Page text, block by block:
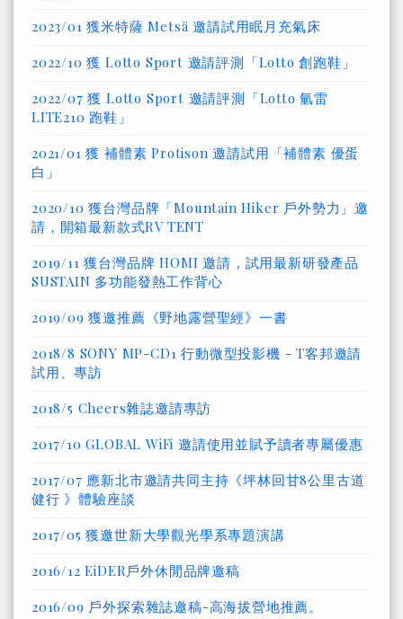
2023/01 獲米特薩 Metsä 邀請試用眠月充氣床
2022/10 獲 Lotto Sport 邀請評測「Lotto 創跑鞋」
2022/07 獲 Lotto Sport 邀請評測「Lotto 氫雷
LITE210 跑鞋」
2021/01 獲 補體素 Protison 邀請試用「補體素 優蛋
白」
2020/10 獲台灣品牌「Mountain Hiker 戶外勢力」邀
請，開箱最新款式RV TENT
2019/11 獲台灣品牌 HOMI 邀請，試用最新研發產品
SUSTAIN 多功能發熱工作背心
2019/09 獲邀推薦《野地露營聖經》一書
2018/8 SONY MP-CD1 行動微型投影機 - T客邦邀請
試用、專訪
2018/5 Cheers雜誌邀請專訪
2017/10 GLOBAL WiFi 邀請使用並賦予讀者專屬優惠
2017/07 應新北市邀請共同主持《坪林回甘8公里古道
健行 》體驗座談
2017/05 獲邀世新大學觀光學系專題演講
2016/12 EiDER戶外休閒品牌邀稿
2016/09 戶外探索雜誌邀稿-高海拔營地推薦。